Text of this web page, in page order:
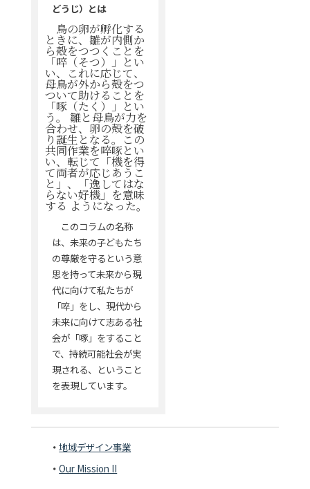
どうじ）とは
鳥の卵が孵化する
ときに、雛が内側か
ら殻をつつくことを
「啐（そつ）」とい
い、これに応じて、
母鳥が外から殻をつ
ついて助けることを
「啄（たく）」とい
う。 雛と母鳥が力を
合わせ、卵の殻を破
り誕生となる。この
共同作業を啐啄とい
い、転じて「機を得
て両者が応じあうこ
と」、「逸してはな
らない好機」を意味
する ようになった。
このコラムの名称
は、未来の子どもたち
の尊厳を守るという意
思を持って未来から現
代に向けて私たちが
「啐」をし、現代から
未来に向けて志ある社
会が「啄」をすること
で、持続可能社会が実
現される、ということ
を表現しています。
地域デザイン事業
Our Mission II